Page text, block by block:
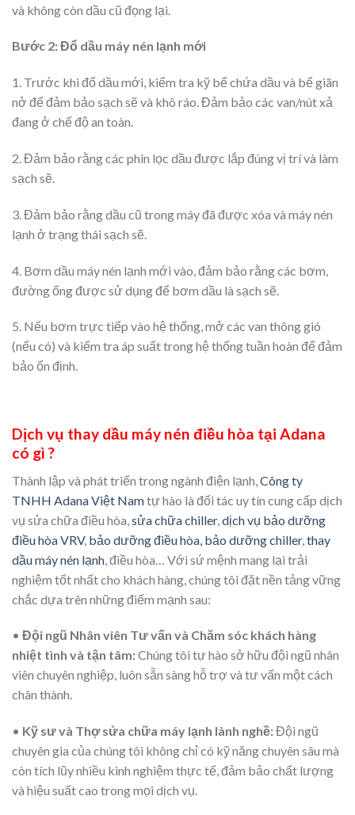
và không còn dầu cũ đọng lại.
Bước 2: Đổ dầu máy nén lạnh mới
1. Trước khi đổ dầu mới, kiểm tra kỹ bể chứa dầu và bể giãn
nở để đảm bảo sạch sẽ và khô ráo. Đảm bảo các van/nút xả
đang ở chế độ an toàn.
2. Đảm bảo rằng các phin lọc dầu được lắp đúng vị trí và làm
sạch sẽ.
3. Đảm bảo rằng dầu cũ trong máy đã được xóa và máy nén
lạnh ở trạng thái sạch sẽ.
4. Bơm dầu máy nén lạnh mới vào, đảm bảo rằng các bơm,
đường ống được sử dụng để bơm dầu là sạch sẽ.
5. Nếu bơm trực tiếp vào hệ thống, mở các van thông gió
(nếu có) và kiểm tra áp suất trong hệ thống tuần hoàn để đảm
bảo ổn định.
Dịch vụ thay dầu máy nén điều hòa tại Adana
có gì ?
Thành lập và phát triển trong ngành điện lạnh, Công ty
TNHH Adana Việt Namtự hào là đối tác uy tín cung cấp dịch
vụ sửa chữa điều hòa, sửa chữa chiller, dịch vụ bảo dưỡng
điều hòa VRV, bảo dưỡng điều hòa, bảo dưỡng chiller, thay
dầu máy nén lạnh , điều hòa… Với sứ mệnh mang lại trải
nghiệm tốt nhất cho khách hàng, chúng tôi đặt nền tảng vững
chắc dựa trên những điểm mạnh sau:
• Đội ngũ Nhân viên Tư vấn và Chăm sóc khách hàng
nhiệt tình và tận tâm:Chúng tôi tự hào sở hữu đội ngũ nhân
viên chuyên nghiệp, luôn sẵn sàng hỗ trợ và tư vấn một cách
chân thành.
• Kỹ sư và Thợ sửa chữa máy lạnh lành nghề:Đội ngũ
chuyên gia của chúng tôi không chỉ có kỹ năng chuyên sâu mà
còn tích lũy nhiều kinh nghiệm thực tế, đảm bảo chất lượng
và hiệu suất cao trong mọi dịch vụ.